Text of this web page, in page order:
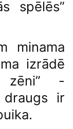
spēlēs”
minama
izrādē
zēni” -
draugs ir